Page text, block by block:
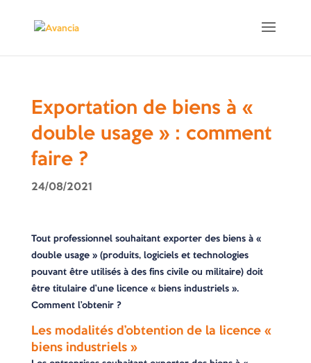
Exportation de biens à «
double usage » : comment
faire ?
24/08/2021
Tout professionnel souhaitant exporter des biens à «
double usage » (produits, logiciels et technologies
pouvant être utilisés à des fins civile ou militaire) doit
être titulaire d’une licence « biens industriels ».
Comment l’obtenir ?
Les modalités d’obtention de la licence «
biens industriels »